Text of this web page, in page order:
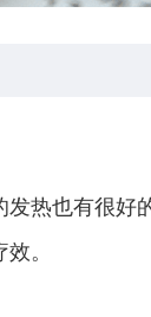
热也有很好
。